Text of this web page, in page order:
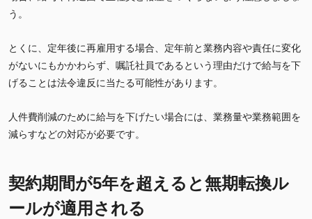
う。
とくに、定年後に再雇用する場合、定年前と業務内容や責任に変化
がないにもかかわらず、嘱託社員であるという理由だけで給与を下
げることは法令違反に当たる可能性があります。
人件費削減のために給与を下げたい場合には、業務量や業務範囲を
減らすなどの対応が必要です。
契約期間が5年を超えると無期転換ル
ールが適用される